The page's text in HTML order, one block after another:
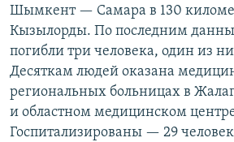
Шымкент — Самара в 130
Кызылорды. По последним
погибли три человека, один из
Десяткам людей оказана
региональных больницах в
и областном медицинском
Госпитализированы — 29